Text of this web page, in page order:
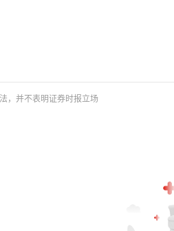
，并不表明证券时报立场